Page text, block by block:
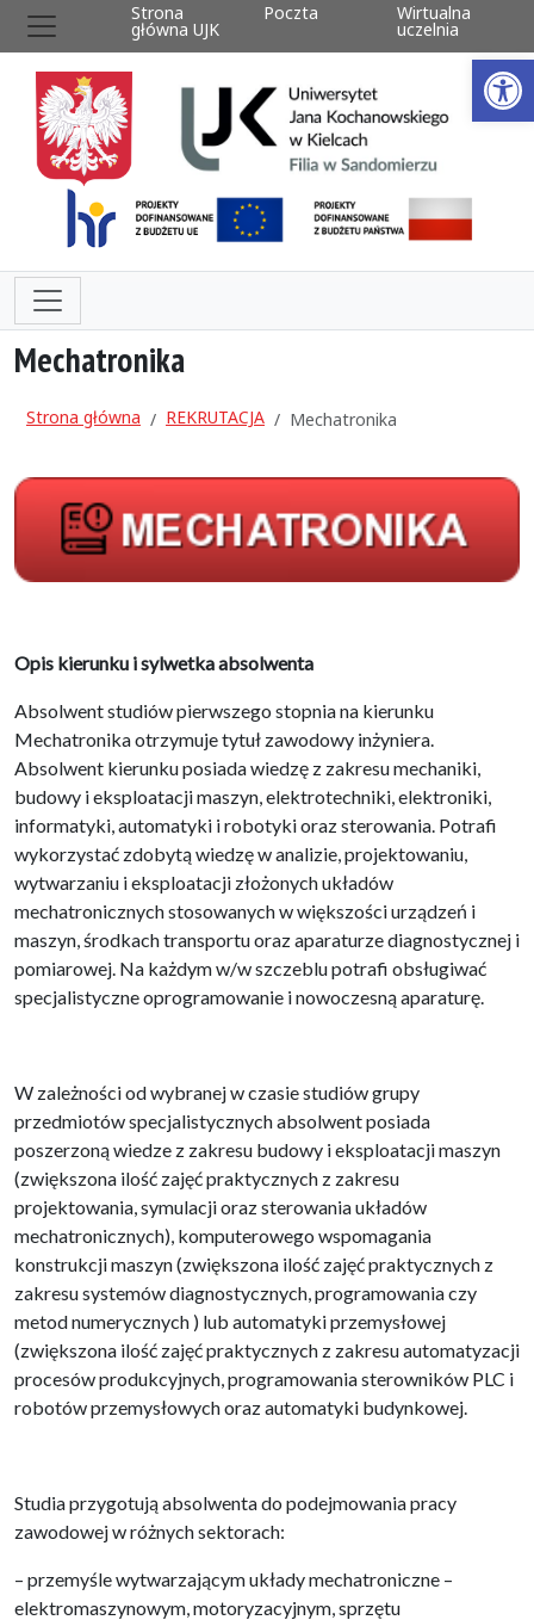
Strona
główna UJK
Poczta Wirtualna
uczelnia
Mechatronika
Strona główna REKRUTACJA Mechatronika
Opis kierunku i sylwetka absolwenta
Absolwent studiów pierwszego stopnia na kierunku
Mechatronika otrzymuje tytuł zawodowy inżyniera.
Absolwent kierunku posiada wiedzę z zakresu mechaniki,
budowy i eksploatacji maszyn, elektrotechniki, elektroniki,
informatyki, automatyki i robotyki oraz sterowania. Potrafi
wykorzystać zdobytą wiedzę w analizie, projektowaniu,
wytwarzaniu i eksploatacji złożonych układów
mechatronicznych stosowanych w większości urządzeń i
maszyn, środkach transportu oraz aparaturze diagnostycznej i
pomiarowej. Na każdym w/w szczeblu potrafi obsługiwać
specjalistyczne oprogramowanie i nowoczesną aparaturę.
W zależności od wybranej w czasie studiów grupy
przedmiotów specjalistycznych absolwent posiada
poszerzoną wiedze z zakresu budowy i eksploatacji maszyn
(zwiększona ilość zajęć praktycznych z zakresu
projektowania, symulacji oraz sterowania układów
mechatronicznych), komputerowego wspomagania
konstrukcji maszyn (zwiększona ilość zajęć praktycznych z
zakresu systemów diagnostycznych, programowania czy
metod numerycznych ) lub automatyki przemysłowej
(zwiększona ilość zajęć praktycznych z zakresu automatyzacji
procesów produkcyjnych, programowania sterowników PLC i
robotów przemysłowych oraz automatyki budynkowej.
Studia przygotują absolwenta do podejmowania pracy
zawodowej w różnych sektorach:
– przemyśle wytwarzającym układy mechatroniczne –
elektromaszynowym, motoryzacyjnym, sprzętu